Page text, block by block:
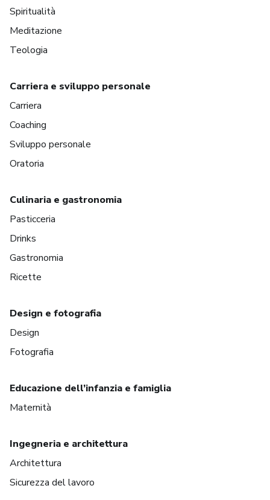
Spiritualità
Meditazione
Teologia
Carriera e sviluppo personale
Carriera
Coaching
Sviluppo personale
Oratoria
Culinaria e gastronomia
Pasticceria
Drinks
Gastronomia
Ricette
Design e fotografia
Design
Fotografia
Educazione dell’infanzia e famiglia
Maternità
Ingegneria e architettura
Architettura
Sicurezza del lavoro